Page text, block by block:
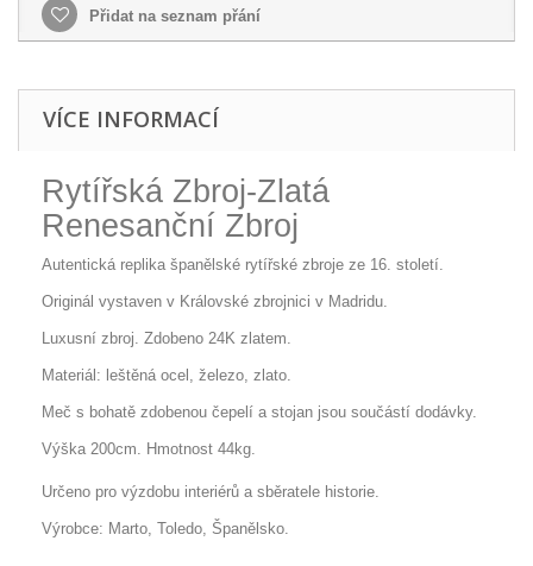
Přidat na seznam přání
VÍCE INFORMACÍ
Rytířská Zbroj-Zlatá
Renesanční Zbroj
Autentická replika španělské rytířské zbroje ze 16. století.
Originál vystaven v Královské zbrojnici v Madridu.
Luxusní zbroj. Zdobeno 24K zlatem.
Materiál: leštěná ocel, železo, zlato.
Meč s bohatě zdobenou čepelí a stojan jsou součástí dodávky.
Výška 200cm. Hmotnost 44kg.
Určeno pro výzdobu interiérů a sběratele historie.
Výrobce: Marto, Toledo, Španělsko.